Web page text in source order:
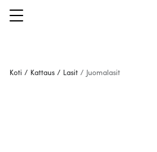
Koti / Kattaus / Lasit / Juomalasit